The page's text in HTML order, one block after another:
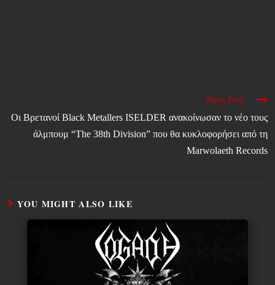
Next Post
Οι Βρετανοί Black Metallers ISELDER ανακοίνωσαν το νέο τους
άλμπουμ “The 38th Division” που θα κυκλοφορήσει από τη
Marwolaeth Records
YOU MIGHT ALSO LIKE